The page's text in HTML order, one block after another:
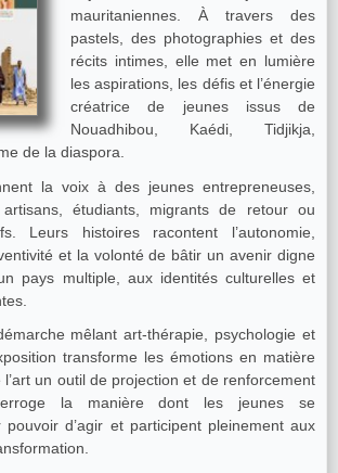
mauritaniennes. À travers des
pastels, des photographies et des
récits intimes, elle met en lumière
les aspirations, les défis et l’énergie
créatrice de jeunes issus de
Nouadhibou, Kaédi, Tidjikja,
de la diaspora.
la voix à des jeunes entrepreneuses,
étudiants, migrants de retour ou
Leurs histoires racontent l’autonomie,
et la volonté de bâtir un avenir digne
pays multiple, aux identités culturelles et
mêlant art-thérapie, psychologie et
transforme les émotions en matière
un outil de projection et de renforcement
la manière dont les jeunes se
pouvoir d’agir et participent pleinement aux